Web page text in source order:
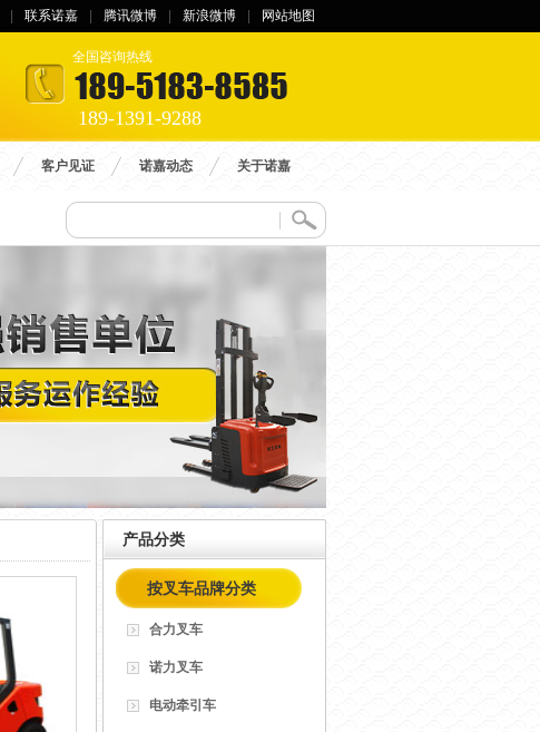
联系诺嘉 腾讯微博 新浪微博 网站地图
全国咨询热线
189-1391-9288
客户见证 诺嘉动态 关于诺嘉
产品分类
按叉车品牌分类
合力叉车
诺力叉车
电动牵引车